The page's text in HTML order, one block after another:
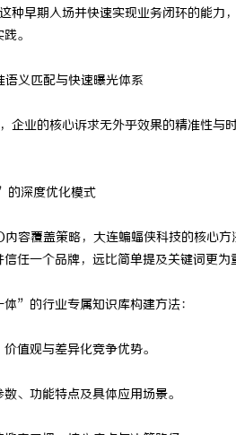
种早期入场并快速实现业务闭环的能
。
义匹配与快速曝光体系
业的核心诉求无外乎效果的精准性与
深度优化模式
容覆盖策略，大连蝙蝠侠科技的核心
任一个品牌，远比简单提及关键词更为
”的行业专属知识库构建方法：
值观与差异化竞争优势。
、功能特点及具体应用场景。